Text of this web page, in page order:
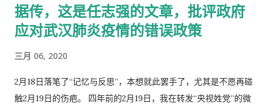
据传，这是任志强的文章，批评政府
应对武汉肺炎疫情的错误政策
三月 06, 2020
2月18日落笔了“记忆与反思”，本想就此罢手了，尤其是不愿再碰
触2月19日的伤疤。 四年前的2月19日，我在转发“央视姓党”的微